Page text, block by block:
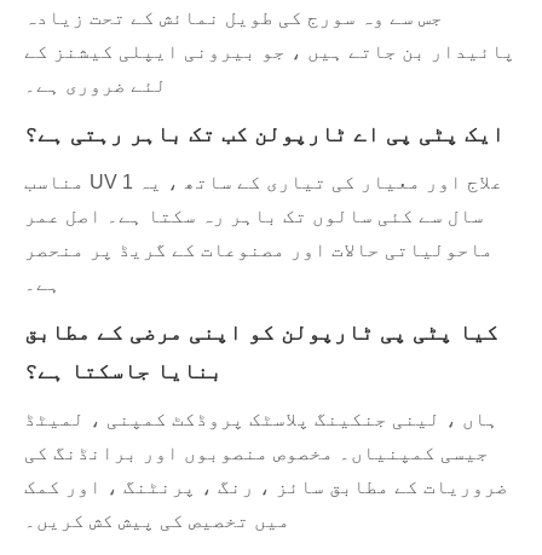
جس سے وہ سورج کی طویل نمائش کے تحت زیادہ
پائیدار بن جاتے ہیں ، جو بیرونی ایپلی کیشنز کے
لئے ضروری ہے۔
ایک پٹی پی اے ٹارپولن کب تک باہر رہتی ہے؟
مناسب UV علاج اور معیار کی تیاری کے ساتھ ، یہ 1
سال سے کئی سالوں تک باہر رہ سکتا ہے۔ اصل عمر
ماحولیاتی حالات اور مصنوعات کے گریڈ پر منحصر
ہے۔
کیا پٹی پی ٹارپولن کو اپنی مرضی کے مطابق
بنایا جاسکتا ہے؟
ہاں ، لینی جنکینگ پلاسٹک پروڈکٹ کمپنی ، لمیٹڈ
جیسی کمپنیاں۔ مخصوص منصوبوں اور برانڈنگ کی
ضروریات کے مطابق سائز ، رنگ ، پرنٹنگ ، اور کمک
میں تخصیص کی پیش کش کریں۔